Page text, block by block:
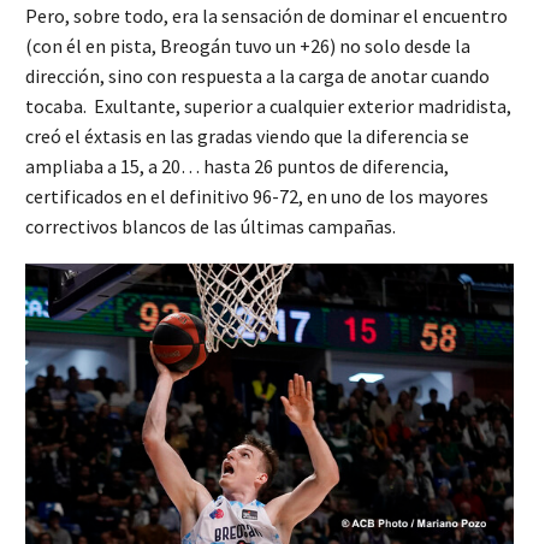
Pero, sobre todo, era la sensación de dominar el encuentro
(con él en pista, Breogán tuvo un +26) no solo desde la
dirección, sino con respuesta a la carga de anotar cuando
tocaba. Exultante, superior a cualquier exterior madridista,
creó el éxtasis en las gradas viendo que la diferencia se
ampliaba a 15, a 20… hasta 26 puntos de diferencia,
certificados en el definitivo 96-72, en uno de los mayores
correctivos blancos de las últimas campañas.